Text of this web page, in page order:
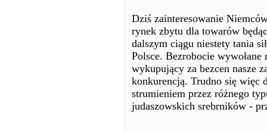
Dziś zainteresowanie
rynek zbytu dla towarów
dalszym ciągu niestety tania
Polsce. Bezrobocie
wykupujący za bezcen nasze
konkurencją. Trudno się więc
strumieniem przez różnego
judaszowskich srebrników -